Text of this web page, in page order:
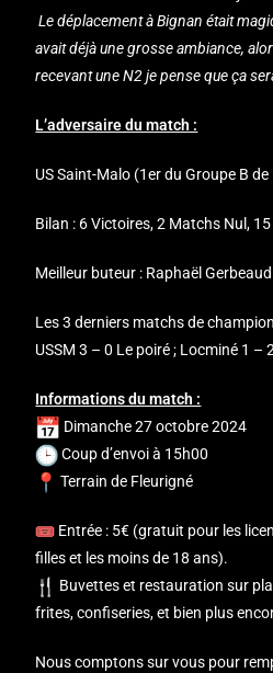
Le déplacement à Bignan était
avait déjà une grosse ambiance,
recevant une N2 je pense que ça
L’adversaire du match :
US Saint-Malo (1er du Groupe B
Bilan : 6 Victoires, 2 Matchs Nul,
Meilleur buteur : Raphaël
Les 3 derniers matchs de
USSM 3 – 0 Le poiré ; Locminé 1 –
Informations du match :
Dimanche 27 octobre 2024
Coup d’envoi à 15h00
Terrain de Fleurigné
Entrée : 5€ (gratuit pour les
filles et les moins de 18 ans).
Buvettes et restauration sur
frites, confiseries, et bien plus
Nous comptons sur vous pour